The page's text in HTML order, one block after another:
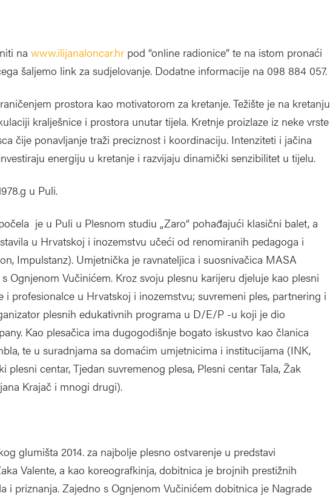
na www.ilijanaloncar.hr pod “online radionice” te na istom pronaći
šaljemo link za sudjelovanje. Dodatne informacije na 098 884 057.
prostora kao motivatorom za kretanje. Težište je na kretanju
kralješnice i prostora unutar tijela. Kretnje proizlaze iz neke vrste
čije ponavljanje traži preciznost i koordinaciju. Intenziteti i jačina
energiju u kretanje i razvijaju dinamički senzibilitet u tijelu.
u Puli.
je u Puli u Plesnom studiu „Zaro“ pohađajući klasični balet, a
u Hrvatskoj i inozemstvu učeći od renomiranih pedagoga i
Impulstanz). Umjetnička je ravnateljica i suosnivačica MASA
Ognjenom Vučinićem. Kroz svoju plesnu karijeru djeluje kao plesni
i profesionalce u Hrvatskoj i inozemstvu; suvremeni ples, partnering i
plesnih edukativnih programa u D/E/P -u koji je dio
Kao plesačica ima dugogodišnje bogato iskustvo kao članica
te u suradnjama sa domaćim umjetnicima i institucijama (INK,
plesni centar, Tjedan suvremenog plesa, Plesni centar Tala, Žak
Krajač i mnogi drugi).
glumišta 2014. za najbolje plesno ostvarenje u predstavi
Valente, a kao koreografkinja, dobitnica je brojnih prestižnih
i priznanja. Zajedno s Ognjenom Vučinićem dobitnica je Nagrade